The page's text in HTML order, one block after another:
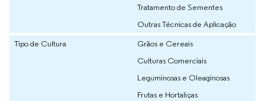
Tratamento de Sementes
Outras Técnicas de Aplicação
Tipo de Cultura
Grãos e Cereais
Culturas Comerciais
Leguminosas e Oleaginosas
Frutas e Hortaliças